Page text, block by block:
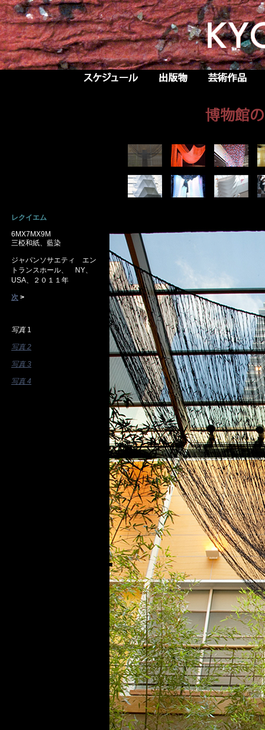
レクイエム
6MX7MX9M
三椏和紙、藍染
ジャパンソサエティ エン
トランスホール、 NY、
USA、２０１１年
次 >
写真1
写真 2
写真 3
写真 4